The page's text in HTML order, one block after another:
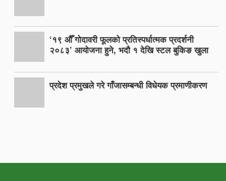
‘१९ औँ गोदावरी फूलको प्रतिस्पर्धात्मक प्रदर्शनी
२०८३’ आयोजना हुने, भदौ १ देखि स्टल बुकिङ खुला
प्रदेश प्रमुखले गरे गाँजासम्बन्धी विधेयक प्रमाणीकरण